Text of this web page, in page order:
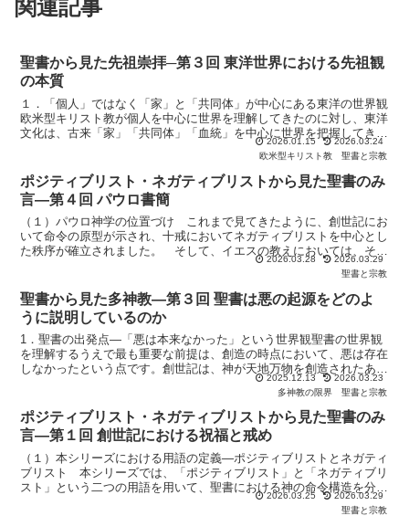
関連記事
聖書から見た先祖崇拝─第３回 東洋世界における先祖観
の本質
１．「個人」ではなく「家」と「共同体」が中心にある東洋の世界観
欧米型キリスト教が個人を中心に世界を理解してきたのに対し、東洋
文化は、古来「家」「共同体」「血統」を中心に世界を把握してきま
した。この違いは、先祖をどう理解するかに対しても深く影...
2026.01.15
2026.03.24
欧米型キリスト教
聖書と宗教
ポジティブリスト・ネガティブリストから見た聖書のみ
言―第４回 パウロ書簡
（１）パウロ神学の位置づけ これまで見てきたように、創世記にお
いて命令の原型が示され、十戒においてネガティブリストを中心とし
た秩序が確立されました。 そして、イエスの教えにおいては、その
内面化とポジティブリストへの転換が行われました。 では...
2026.03.28
2026.03.29
聖書と宗教
聖書から見た多神教―第３回 聖書は悪の起源をどのよ
うに説明しているのか
1．聖書の出発点―「悪は本来なかった」という世界観聖書の世界観
を理解するうえで最も重要な前提は、創造の時点において、悪は存在
しなかったという点です。創世記は、神が天地万物を創造されたあ
と、「神が造ったすべての物を見られたところ、それは、はな...
2025.12.13
2026.03.23
多神教の限界
聖書と宗教
ポジティブリスト・ネガティブリストから見た聖書のみ
言―第１回 創世記における祝福と戒め
（１）本シリーズにおける用語の定義―ポジティブリストとネガティ
ブリスト 本シリーズでは、「ポジティブリスト」と「ネガティブリ
スト」という二つの用語を用いて、聖書における神の命令構造を分析
していきます。 一般に「ポジティブリスト」とは、「何を...
2026.03.25
2026.03.29
聖書と宗教